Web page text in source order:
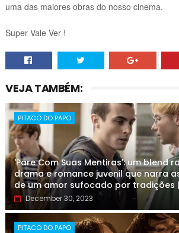
uma das maiores obras do nosso cinema.
Super Vale Ver !
VEJA TAMBÉM:
PITACO DO PAPO
'Pare Com Suas Mentiras': um blend
drama e romance juvenil que narra
de um amor sufocado por tradições
December 30, 2023
PITACO DO PAPO